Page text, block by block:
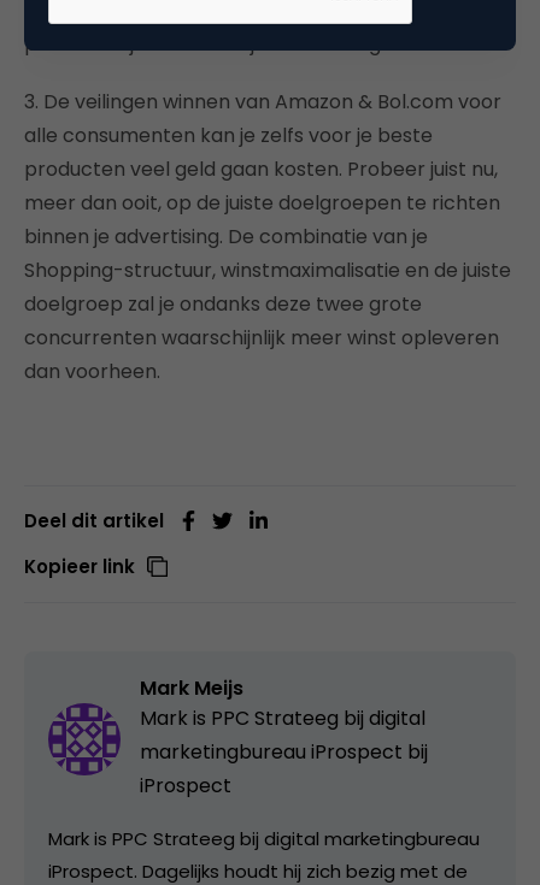
producten je niet de strijd aan moet gaan.
3. De veilingen winnen van Amazon & Bol.com voor
alle consumenten kan je zelfs voor je beste
producten veel geld gaan kosten. Probeer juist nu,
meer dan ooit, op de juiste doelgroepen te richten
binnen je advertising. De combinatie van je
Shopping-structuur, winstmaximalisatie en de juiste
doelgroep zal je ondanks deze twee grote
concurrenten waarschijnlijk meer winst opleveren
dan voorheen.
Deel dit artikel
Kopieer link
Mark Meijs
Mark is PPC Strateeg bij digital
marketingbureau iProspect bij
iProspect
Mark is PPC Strateeg bij digital marketingbureau
iProspect. Dagelijks houdt hij zich bezig met de